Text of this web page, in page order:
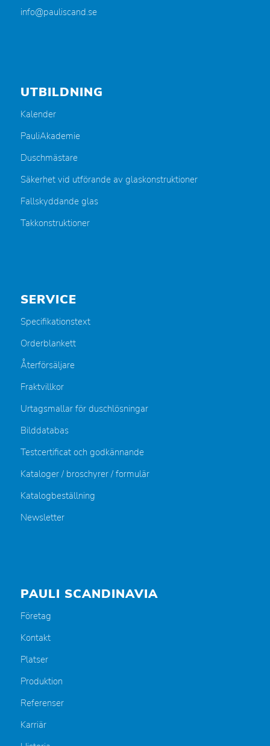
info@pauliscand.se
UTBILDNING
Kalender
PauliAkademie
Duschmästare
Säkerhet vid utförande av glaskonstruktioner
Fallskyddande glas
Takkonstruktioner
SERVICE
Specifikationstext
Orderblankett
Återförsäljare
Fraktvillkor
Urtagsmallar för duschlösningar
Bilddatabas
Testcertificat och godkännande
Kataloger / broschyrer / formulär
Katalogbeställning
Newsletter
PAULI SCANDINAVIA
Företag
Kontakt
Platser
Produktion
Referenser
Karriär